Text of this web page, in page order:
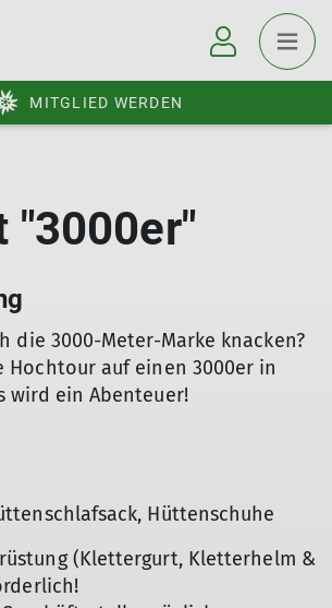
MITGLIED WERDEN
"3000er"
die 3000-Meter-Marke knacken?
Hochtour auf einen 3000er in
wird ein Abenteuer!
Hüttenschuhe
(Klettergurt, Kletterhelm &